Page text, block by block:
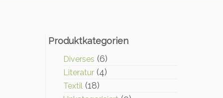
Produktkategorien
Diverses (6)
Literatur (4)
Textil (18)